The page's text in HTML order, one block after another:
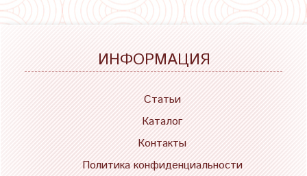
ИНФОРМАЦИЯ
Статьи
Каталог
Контакты
Политика конфиденциальности